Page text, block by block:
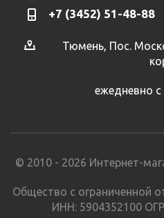
+7 (3452) 51-48-88
Тюмень, Пос.
ежедневно с
© 2010 - 2026 Интернет-
Общество с ограниченной
ИНН: 5904352100